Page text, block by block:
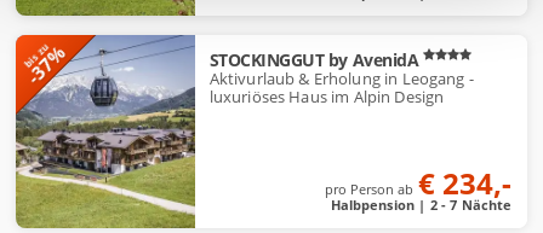
STOCKINGGUT by AvenidA
Aktivurlaub & Erholung in Leogang -
luxuriöses Haus im Alpin Design
pro Person ab € 234,-
Halbpension | 2 - 7 Nächte
bis zu
-37%